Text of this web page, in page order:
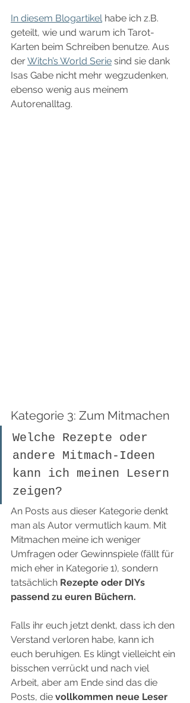
In diesem Blogartikel habe ich z.B.
geteilt, wie und warum ich Tarot-
Karten beim Schreiben benutze. Aus
der Witch’s World Serie sind sie dank
Isas Gabe nicht mehr wegzudenken,
ebenso wenig aus meinem
Autorenalltag.
Kategorie 3: Zum Mitmachen
Welche Rezepte oder
andere Mitmach-Ideen
kann ich meinen Lesern
zeigen?
An Posts aus dieser Kategorie denkt
man als Autor vermutlich kaum. Mit
Mitmachen meine ich weniger
Umfragen oder Gewinnspiele (fällt für
mich eher in Kategorie 1), sondern
tatsächlich Rezepte oder DIYs
passend zu euren Büchern.
Falls ihr euch jetzt denkt, dass ich den
Verstand verloren habe, kann ich
euch beruhigen. Es klingt vielleicht ein
bisschen verrückt und nach viel
Arbeit, aber am Ende sind das die
Posts, die vollkommen neue Leser